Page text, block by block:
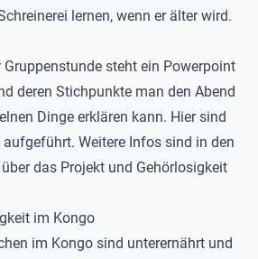
lernen, wenn er älter wird.
steht ein Powerpoint
deren Stichpunkte man den Abend
Dinge erklären kann. Hier sind
Weitere Infos sind in den
das Projekt und Gehörlosigkeit
im Kongo
im Kongo sind unterernährt und